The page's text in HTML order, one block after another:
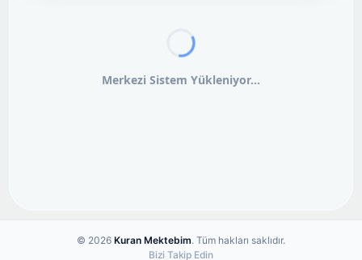
Merkezi Sistem Yükleniyor...
© 2026 Kuran Mektebim. Tüm hakları saklıdır.
Bizi Takip Edin